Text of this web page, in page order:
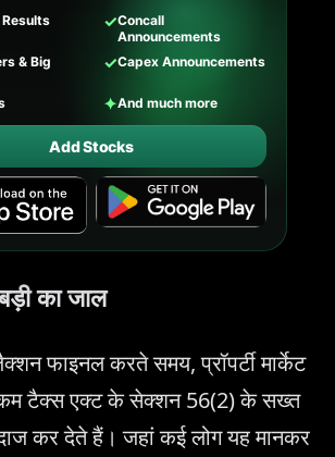
✓Concall
Announcements
& Big
✓Capex Announcements
✦And much more
Add Stocks
का जाल
फाइनल करते समय, प्रॉपर्टी मार्केट
टैक्स एक्ट के सेक्शन 56(2) के सख्त
कर देते हैं। जहां कई लोग यह मानकर